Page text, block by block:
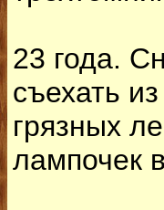
23 года.
съехать
грязных
лампочек